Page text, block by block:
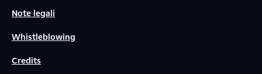
Note legali
Whistleblowing
Credits